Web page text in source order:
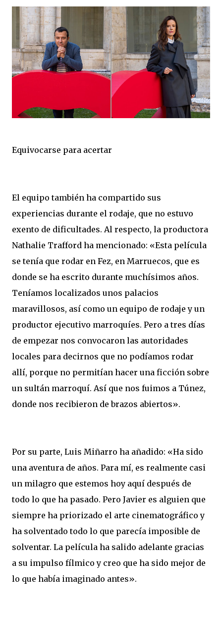
Equivocarse para acertar
El equipo también ha compartido sus
experiencias durante el rodaje, que no estuvo
exento de dificultades. Al respecto, la productora
Nathalie Trafford ha mencionado: «Esta película
se tenía que rodar en Fez, en Marruecos, que es
donde se ha escrito durante muchísimos años.
Teníamos localizados unos palacios
maravillosos, así como un equipo de rodaje y un
productor ejecutivo marroquíes. Pero a tres días
de empezar nos convocaron las autoridades
locales para decirnos que no podíamos rodar
allí, porque no permitían hacer una ficción sobre
un sultán marroquí. Así que nos fuimos a Túnez,
donde nos recibieron de brazos abiertos».
Por su parte, Luis Miñarro ha añadido: «Ha sido
una aventura de años. Para mí, es realmente casi
un milagro que estemos hoy aquí después de
todo lo que ha pasado. Pero Javier es alguien que
siempre ha priorizado el arte cinematográfico y
ha solventado todo lo que parecía imposible de
solventar. La película ha salido adelante gracias
a su impulso fílmico y creo que ha sido mejor de
lo que había imaginado antes».